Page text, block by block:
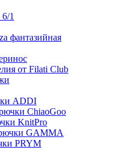
1
фантазийная
от Filati Club
ADDI
ChiaoGoo
KnitPro
GAMMA
PRYM